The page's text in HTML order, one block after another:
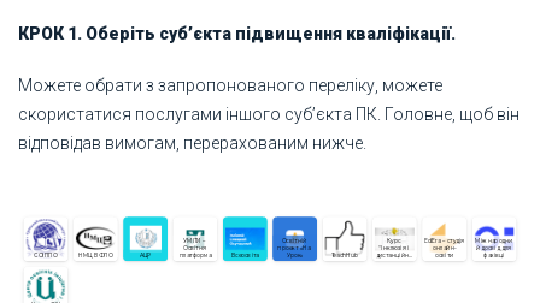
КРОК 1. Оберіть суб’єкта підвищення кваліфікації.
Можете обрати з запропонованого переліку, можете
скористатися послугами іншого суб’єкта ПК. Головне, щоб він
відповідав вимогам, перерахованим нижче.